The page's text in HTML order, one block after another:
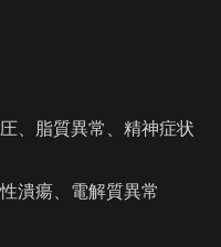
、脂質異常、精神症状
潰瘍、電解質異常